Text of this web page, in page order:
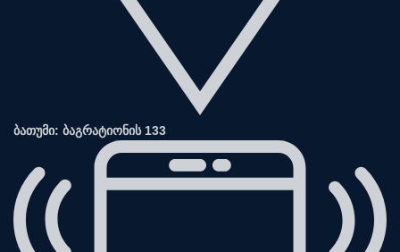
ბათუმი: ბაგრატიონის 133